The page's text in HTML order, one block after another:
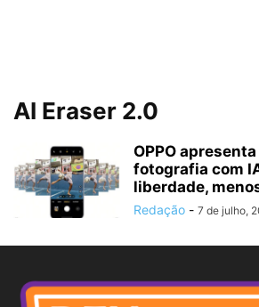
AI Eraser 2.0
OPPO
fotografia com
liberdade,
Redação - 7 de julho,